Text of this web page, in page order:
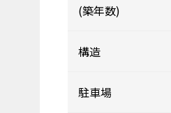
(築年数)
構造
駐車場